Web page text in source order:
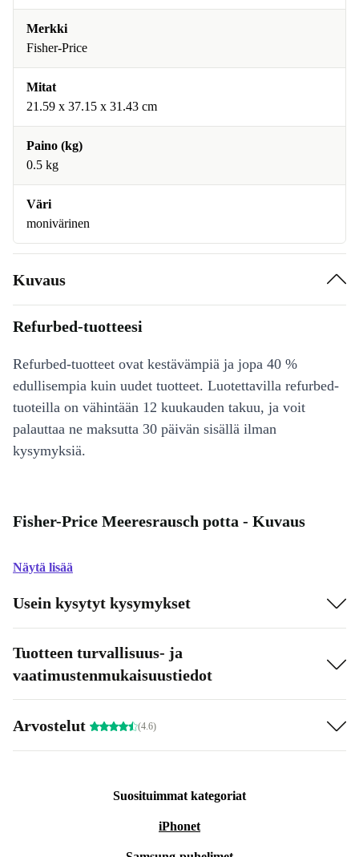
Merkki
Fisher-Price
Mitat
21.59 x 37.15 x 31.43 cm
Paino (kg)
0.5 kg
Väri
monivärinen
Kuvaus
Refurbed-tuotteesi
Refurbed-tuotteet ovat kestävämpiä ja jopa 40 %
edullisempia kuin uudet tuotteet. Luotettavilla refurbed-
tuoteilla on vähintään 12 kuukauden takuu, ja voit
palauttaa ne maksutta 30 päivän sisällä ilman
kysymyksiä.
Fisher-Price Meeresrausch potta - Kuvaus
Näytä lisää
Usein kysytyt kysymykset
Tuotteen turvallisuus- ja
vaatimustenmukaisuustiedot
Arvostelut (4.6)
Suosituimmat kategoriat
iPhonet